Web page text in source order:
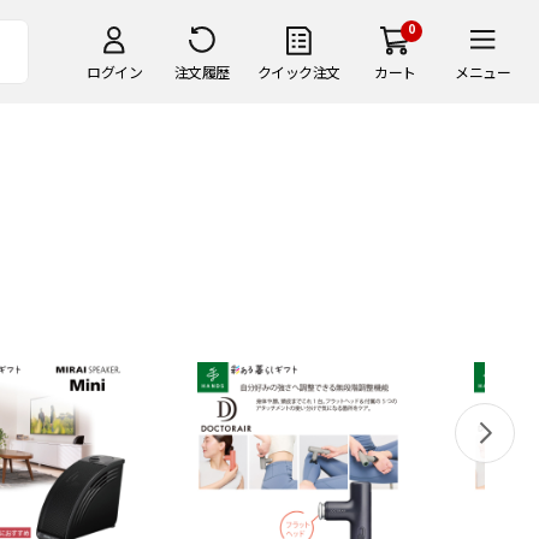
ログイン 注文履歴 クイック注文
0
カート メニュー